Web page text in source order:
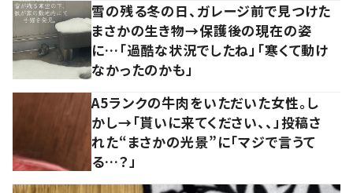
雪の残る冬の日、ガレージ前で見つけた
まさかの生き物→保護後の現在の姿
に…「過酷な状況でしたね」「寒くて動け
なかったのかも」
A5ランクの牛肉をいただいた女性。し
かし→「貰いに来てください、、」投稿さ
れた“まさかの光景”に「マジで言うて
る…？」